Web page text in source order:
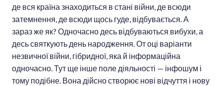
де вся країна знаходиться в стані війни, де всюди
затемнення, де всюди щось гуде, відбувається. А
зараз же як? Одночасно десь відбуваються вибухи, а
десь святкують день народження. От оці варіанти
незвичної війни, гібридної, яка й інформаційна
одночасно. Тут ще інше поле діяльності — інфошум і
тому подібне. Вона дійсно створює нові відчуття і нову